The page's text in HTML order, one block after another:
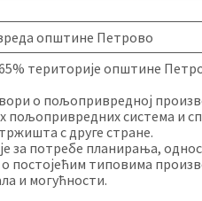
општине Петрово
територије општине
о пољопривредној
пољопривредних система и
с друге стране.
за потребе планирања,
постојећим типовима
и могућности.